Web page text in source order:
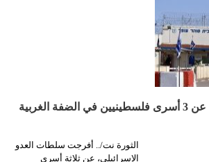
الغربية
الثورة نت/.. أفرجت سلطات العدو
الإسرائيلي، عن ثلاثة أسرى